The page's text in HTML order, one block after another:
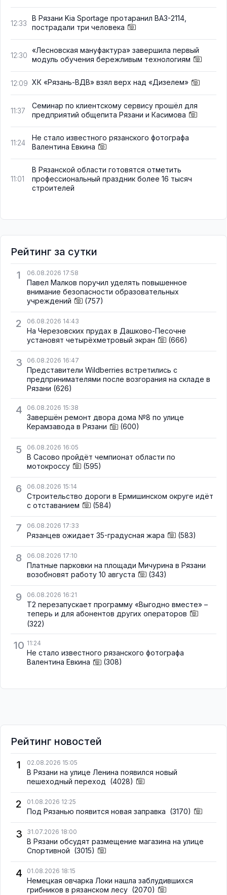
12:33
В Рязани Kia Sportage протаранил ВАЗ-2114,
пострадали три человека
12:30
«Лесновская мануфактура» завершила первый
модуль обучения бережливым технологиям
12:09 ХК «Рязань-ВДВ» взял верх над «Дизелем»
11:37
Семинар по клиентскому сервису прошёл для
предприятий общепита Рязани и Касимова
11:24
Не стало известного рязанского фотографа
Валентина Евкина
11:01
В Рязанской области готовятся отметить
профессиональный праздник более 16 тысяч
строителей
Рейтинг за сутки
1
06.08.2026 17:58
Павел Малков поручил уделять повышенное
внимание безопасности образовательных
учреждений
(757)
2 06.08.2026 14:43
На Черезовских прудах в Дашково-Песочне
установят четырёхметровый экран
(666)
3 06.08.2026 16:47
Представители Wildberries встретились с
предпринимателями после возгорания на складе в
Рязани (626)
4 06.08.2026 15:38
Завершён ремонт двора дома №8 по улице
Керамзавода в Рязани
(600)
5 06.08.2026 16:05
В Сасово пройдёт чемпионат области по
мотокроссу
(595)
6 06.08.2026 15:14
Строительство дороги в Ермишинском округе идёт
с отставанием
(584)
7 06.08.2026 17:33
Рязанцев ожидает 35-градусная жара (583)
8 06.08.2026 17:10
Платные парковки на площади Мичурина в Рязани
возобновят работу 10 августа
(343)
9 06.08.2026 16:21
Т2 перезапускает программу «Выгодно вместе» –
теперь и для абонентов других операторов
(322)
10 11:24
Не стало известного рязанского фотографа
Валентина Евкина
(308)
Рейтинг новостей
1
02.08.2026 15:05
В Рязани на улице Ленина появился новый
пешеходный переход (4028)
2 01.08.2026 12:25
Под Рязанью появится новая заправка (3170)
3 31.07.2026 18:00
В Рязани обсудят размещение магазина на улице
Спортивной (3015)
4 01.08.2026 18:15
Немецкая овчарка Локи нашла заблудившихся
грибников в рязанском лесу (2070)